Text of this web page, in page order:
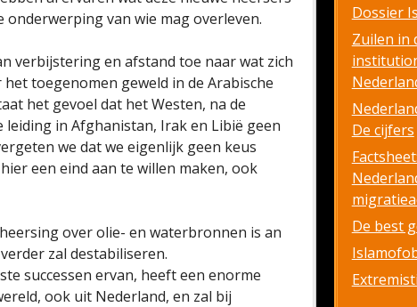
van wie mag overleven.
verbijstering en afstand toe naar wat zich
toegenomen geweld in de Arabische
het gevoel dat het Westen, na de
in Afghanistan, Irak en Libië geen
we dat we eigenlijk geen keus
een eind aan te willen maken, ook
over olie- en waterbronnen is an
zal destabiliseren.
successen ervan, heeft een enorme
ook uit Nederland, en zal bij
Dossier
Zuilen in
De cijfers
De best